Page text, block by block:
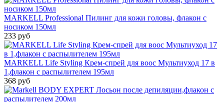
MARKELL Professional Пилинг для кожи головы, флакон с
носиком 150мл
233 руб
MARKELL Life Styling Крем-спрей для воос Мультиуход 17 в
1,флакон с распылителем 195мл
368 руб